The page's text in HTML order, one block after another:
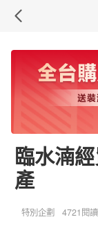
臨水湳
產
特別企劃 4721閱讀